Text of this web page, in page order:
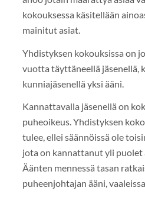
kokouksessa käsitellään
mainitut asiat.
Yhdistyksen kokouksissa on
vuotta täyttäneellä jäsenellä,
kunniajäsenellä yksi ääni.
Kannattavalla jäsenellä on
puheoikeus. Yhdistyksen
tulee, ellei säännöissä ole
jota on kannattanut yli puolet
Äänten mennessä tasan
puheenjohtajan ääni,